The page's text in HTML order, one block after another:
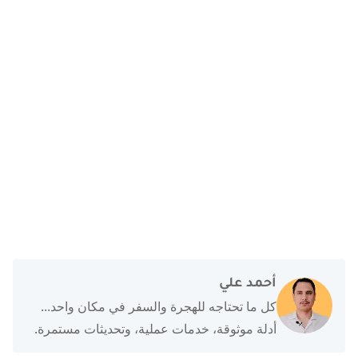
أحمد علي
كل ما تحتاجه للهجرة والسفر في مكان واحد...
أدلة موثوقة، خدمات عملية، وتحديثات مستمرة.